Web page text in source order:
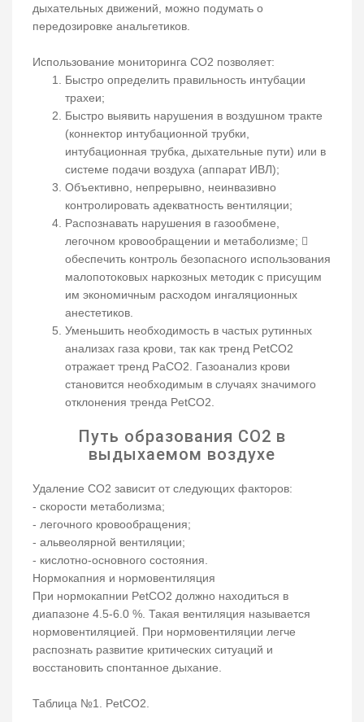
дыхательных движений, можно подумать о
передозировке анальгетиков.
Использование мониторинга СО2 позволяет:
Быстро определить правильность интубации
трахеи;
Быстро выявить нарушения в воздушном тракте
(коннектор интубационной трубки,
интубационная трубка, дыхательные пути) или в
системе подачи воздуха (аппарат ИВЛ);
Объективно, непрерывно, неинвазивно
контролировать адекватность вентиляции;
Распознавать нарушения в газообмене,
легочном кровообращении и метаболизме; 
обеспечить контроль безопасного использования
малопотоковых наркозных методик с присущим
им экономичным расходом ингаляционных
анестетиков.
Уменьшить необходимость в частых рутинных
анализах газа крови, так как тренд PetCO2
отражает тренд РаСО2. Газоанализ крови
становится необходимым в случаях значимого
отклонения тренда PetCO2.
Путь образования СО2 в
выдыхаемом воздухе
Удаление СО2 зависит от следующих факторов:
- скорости метаболизма;
- легочного кровообращения;
- альвеолярной вентиляции;
- кислотно-основного состояния.
Нормокапния и нормовентиляция
При нормокапнии PetCO2 должно находиться в
диапазоне 4.5-6.0 %. Такая вентиляция называется
нормовентиляцией. При нормовентиляции легче
распознать развитие критических ситуаций и
восстановить спонтанное дыхание.
Таблица №1. PetCO2.